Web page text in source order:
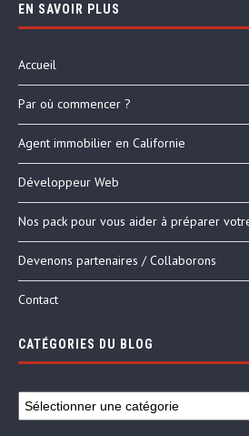
EN SAVOIR PLUS
Accueil
Par où commencer ?
Agent immobilier en Californie
Développeur Web
Nos pack pour vous aider à préparer
Devenons partenaires / Collaborons
Contact
CATÉGORIES DU BLOG